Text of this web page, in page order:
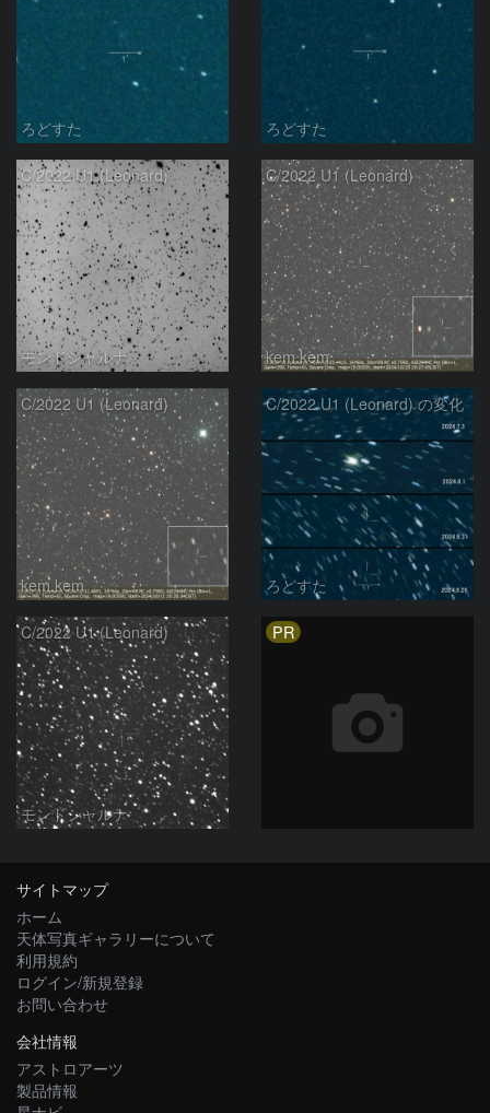
ろどすた ろどすた
C/2022 U1 (Leonard)
モンドシャルナ
C/2022 U1 (Leonard)
kem.kem
C/2022 U1 (Leonard)
kem.kem
C/2022 U1 (Leonard) の変化
ろどすた
C/2022 U1 (Leonard)
モンドシャルナ
PR
サイトマップ
ホーム
天体写真ギャラリーについて
利用規約
ログイン/新規登録
お問い合わせ
会社情報
アストロアーツ
製品情報